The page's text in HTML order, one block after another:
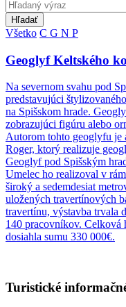
Hľadať
Všetko C G N P
Geoglyf Keltského
Na severnom svahu pod
predstavujúci
na Spišskom hrade.
zobrazujúci figúru alebo
Autorom tohto geoglyfu je
Roger, ktorý realizuje
Geoglyf pod Spišským
Umelec ho realizoval v
široký a sedemdesiat
uložených travertínových
travertínu, výstavba trvala
140 pracovníkov. Celková
dosiahla sumu 330 000€.
Turistické